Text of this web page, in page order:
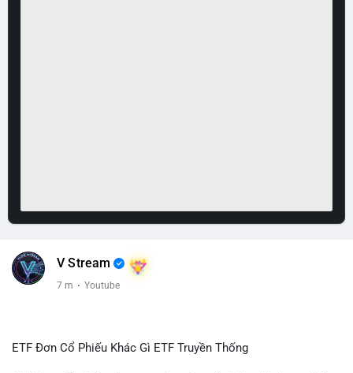
V Stream
7 m · Youtube
ETF Đơn Cổ Phiếu Khác Gì ETF Truyền Thống